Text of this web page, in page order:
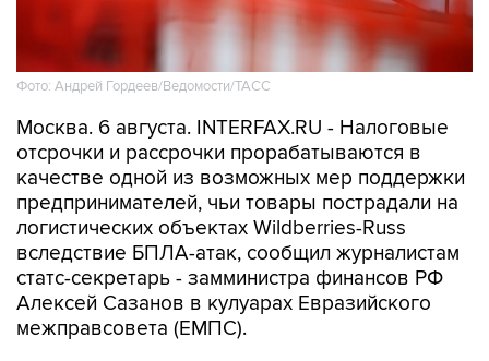
Фото: Андрей Гордеев/Ведомости/ТАСС
Москва. 6 августа. INTERFAX.RU - Налоговые
отсрочки и рассрочки прорабатываются в
качестве одной из возможных мер поддержки
предпринимателей, чьи товары пострадали на
логистических объектах Wildberries-Russ
вследствие БПЛА-атак, сообщил журналистам
статс-секретарь - замминистра финансов РФ
Алексей Сазанов в кулуарах Евразийского
межправсовета (ЕМПС).